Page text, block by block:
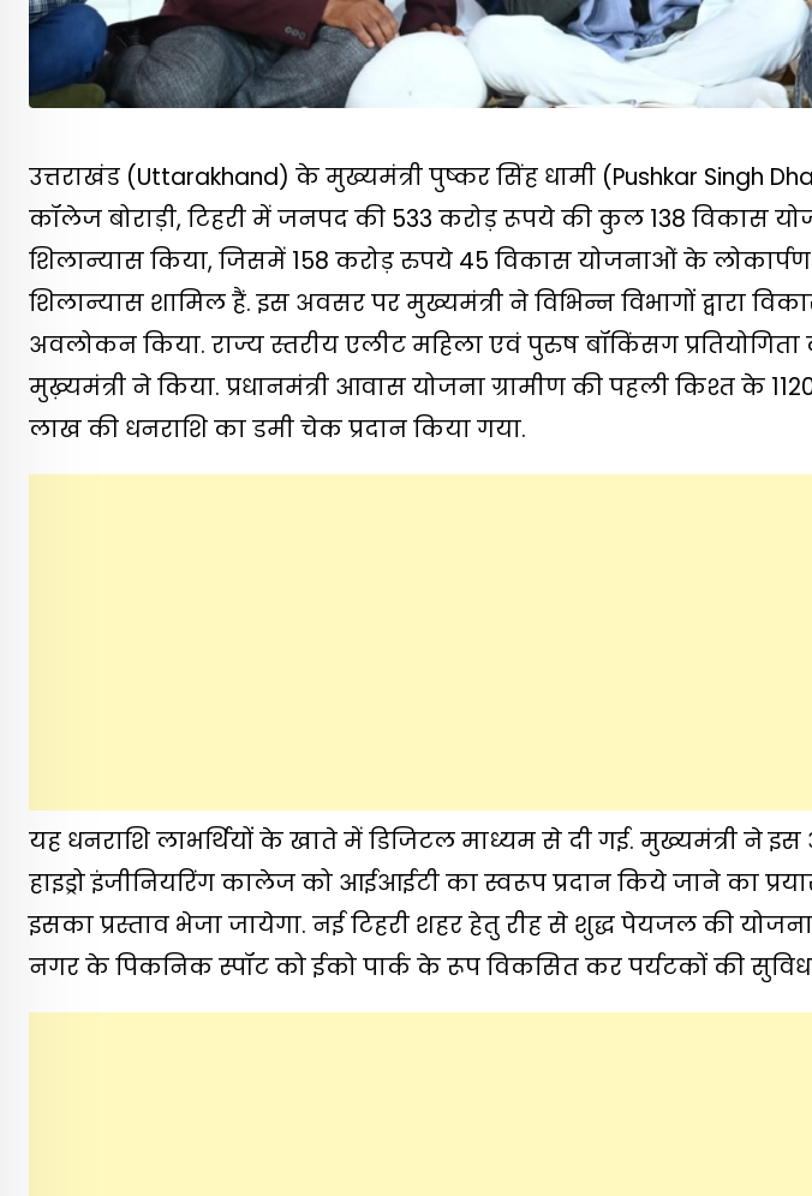
उत्तराखंड (Uttarakhand) के मुख्यमंत्री पुष्कर सिंह धामी (Pushkar Singh
कॉलेज बोराड़ी, टिहरी में जनपद की 533 करोड़ रूपये की कुल 138 विकास
शिलान्यास किया, जिसमें 158 करोड़ रुपये 45 विकास योजनाओं के
शिलान्यास शामिल हैं. इस अवसर पर मुख्यमंत्री ने विभिन्न विभागों द्वारा
अवलोकन किया. राज्य स्तरीय एलीट महिला एवं पुरुष बॉकिंसग
मुख़्यमंत्री ने किया. प्रधानमंत्री आवास योजना ग्रामीण की पहली किश्त के
लाख की धनराशि का डमी चेक प्रदान किया गया.
यह धनराशि लाभर्थियों के खाते में डिजिटल माध्यम से दी गई. मुख्यमंत्री ने
हाइड्रो इंजीनियरिंग कालेज को आईआईटी का स्वरूप प्रदान किये जाने का
इसका प्रस्ताव भेजा जायेगा. नई टिहरी शहर हेतु रीह से शुद्ध पेयजल की
नगर के पिकनिक स्पॉट को ईको पार्क के रूप विकसित कर पर्यटकों की